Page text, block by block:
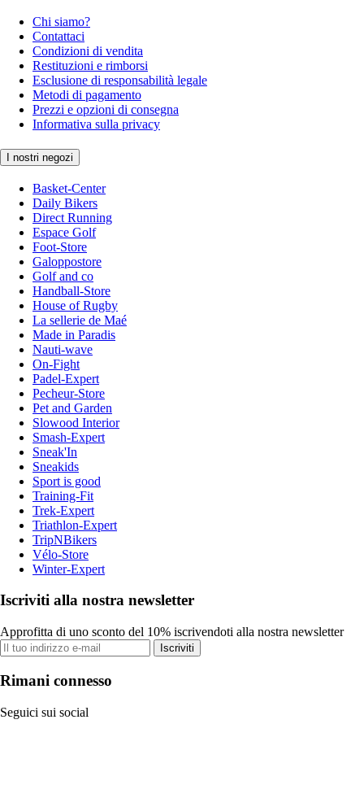
Chi siamo?
Contattaci
Condizioni di vendita
Restituzioni e rimborsi
Esclusione di responsabilità legale
Metodi di pagamento
Prezzi e opzioni di consegna
Informativa sulla privacy
I nostri negozi
Basket-Center
Daily Bikers
Direct Running
Espace Golf
Foot-Store
Galoppostore
Golf and co
Handball-Store
House of Rugby
La sellerie de Maé
Made in Paradis
Nauti-wave
On-Fight
Padel-Expert
Pecheur-Store
Pet and Garden
Slowood Interior
Smash-Expert
Sneak'In
Sneakids
Sport is good
Training-Fit
Trek-Expert
Triathlon-Expert
TripNBikers
Vélo-Store
Winter-Expert
Iscriviti alla nostra newsletter
Approfitta di uno sconto del 10% iscrivendoti alla nostra newsletter
Iscriviti
Rimani connesso
Seguici sui social